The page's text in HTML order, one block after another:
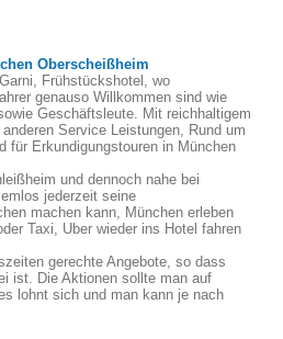
Oberscheißheim
Frühstückshotel, wo
genauso Willkommen sind wie
Geschäftsleute. Mit reichhaltigem
Service Leistungen, Rund um
für Erkundigungstouren in München
und dennoch nahe bei
jederzeit seine
machen kann, München erleben
Taxi, Uber wieder ins Hotel fahren
gerechte Angebote, so dass
ist. Die Aktionen sollte man auf
lohnt sich und man kann je nach